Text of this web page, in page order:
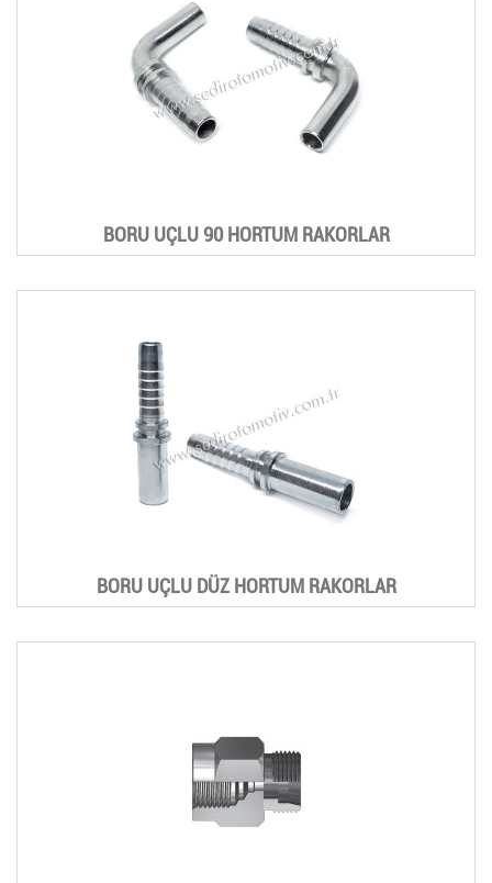
BORU UÇLU 90 HORTUM RAKORLAR
BORU UÇLU DÜZ HORTUM RAKORLAR